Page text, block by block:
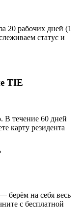
20 рабочих дней (1
статус и
TIE
В течение 60 дней
карту резидента
берём на себя весь
с бесплатной